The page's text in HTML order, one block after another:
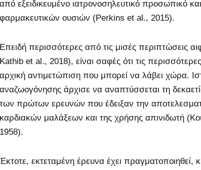
από εξειδικευμένο ιατρονοσηλευτικό προσωπικό
φαρμακευτικών ουσιών (Perkins et al., 2015).
Επειδή περισσότερες από τις μισές περιπτώσεις
Kathib et al., 2018), είναι σαφές ότι τις
αρχική αντιμετώπιση που μπορεί να λάβει χώρα.
αναζωογόνησης άρχισε να αναπτύσσεται τη
των πρώτων ερευνών που έδειξαν την
καρδιακών μαλάξεων και της χρήσης απινιδωτή
1958).
Έκτοτε, εκτεταμένη έρευνα έχει